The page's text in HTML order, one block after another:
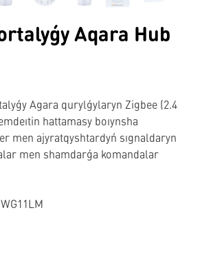
Aqara Hub
Agara qurylǵylaryn Zigbee (2.4
hattamasy boıynsha
men ajyratqyshtardyń sıgnaldaryn
men shamdarǵa komandalar